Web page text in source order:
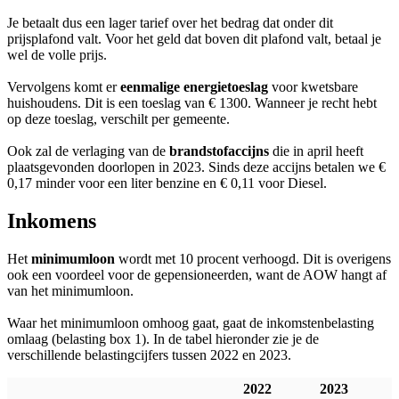
Je betaalt dus een lager tarief over het bedrag dat onder dit
prijsplafond valt. Voor het geld dat boven dit plafond valt, betaal je
wel de volle prijs.
Vervolgens komt ereenmalige energietoeslag voor kwetsbare
huishoudens. Dit is een toeslag van € 1300. Wanneer je recht hebt
op deze toeslag, verschilt per gemeente.
Ook zal de verlaging van de brandstofaccijns die in april heeft
plaatsgevonden doorlopen in 2023. Sinds deze accijns betalen we €
0,17 minder voor een liter benzine en € 0,11 voor Diesel.
Inkomens
Het minimumloon wordt met 10 procent verhoogd. Dit is overigens
ook een voordeel voor de gepensioneerden, want de AOW hangt af
van het minimumloon.
Waar het minimumloon omhoog gaat, gaat de inkomstenbelasting
omlaag (belasting box 1). In de tabel hieronder zie je de
verschillende belastingcijfers tussen 2022 en 2023.
2022
2023